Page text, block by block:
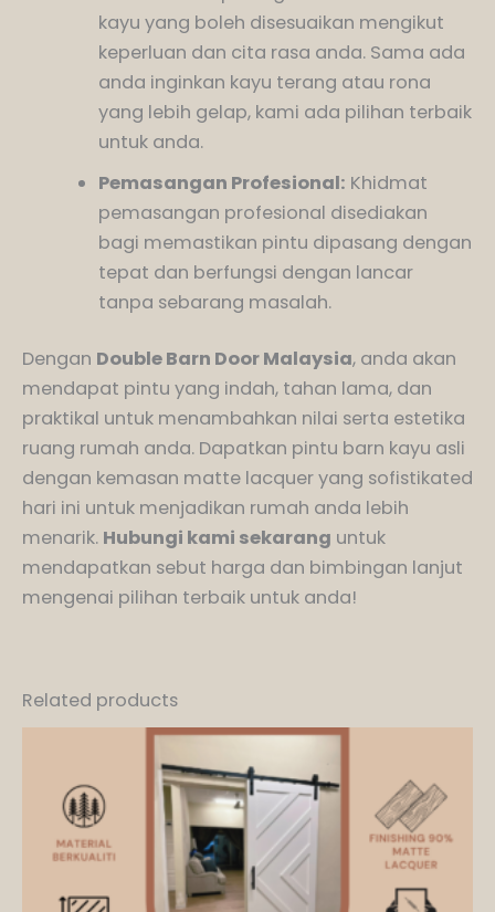
kayu yang boleh disesuaikan mengikut
keperluan dan cita rasa anda. Sama ada
anda inginkan kayu terang atau rona
yang lebih gelap, kami ada pilihan terbaik
untuk anda.
Pemasangan Profesional: Khidmat
pemasangan profesional disediakan
bagi memastikan pintu dipasang dengan
tepat dan berfungsi dengan lancar
tanpa sebarang masalah.
Dengan Double Barn Door Malaysia, anda akan
mendapat pintu yang indah, tahan lama, dan
praktikal untuk menambahkan nilai serta estetika
ruang rumah anda. Dapatkan pintu barn kayu asli
dengan kemasan matte lacquer yang sofistikated
hari ini untuk menjadikan rumah anda lebih
menarik. Hubungi kami sekarang untuk
mendapatkan sebut harga dan bimbingan lanjut
mengenai pilihan terbaik untuk anda!
Related products